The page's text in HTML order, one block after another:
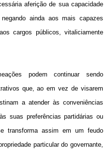
aferição de sua capacidade
ainda aos mais capazes
cargos públicos, vitaliciamente
podem continuar sendo
que, ao em vez de visarem
a atender às conveniências
suas preferências partidárias ou
transforma assim em um feudo
particular do governante,